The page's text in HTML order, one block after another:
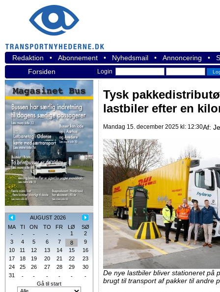
Redaktion • Abonnement • Nyhedsmail • Annoncering •
Forsiden
Login
AUGUST 2026
MA
TI ON TO FR LØ
SØ
-
- - - - 1
2
3
4 5 6 7 8
9
10
11 12 13 14 15
16
17
18 19 20 21 22
23
24
25 26 27 28 29
30
31
- - - - -
-
Gå til start
Tysk
lastbiler efter en
Mandag 15. december 2025 kl: 12:30Af:
De nye lastbiler bliver stationeret på
brugt til transport af pakker til andre